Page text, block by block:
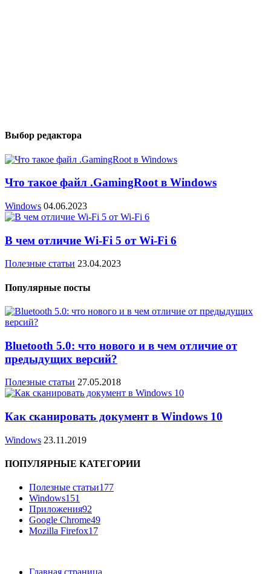
Выбор редактора
Что такое файл .GamingRoot в Windows
Windows 04.06.2023
В чем отличие Wi-Fi 5 от Wi-Fi 6
Полезные статьи 23.04.2023
Популярные посты
Bluetooth 5.0: что нового и в чем отличие от
предыдущих версий?
Полезные статьи 27.05.2018
Как сканировать документ в Windows 10
Windows 23.11.2019
ПОПУЛЯРНЫЕ КАТЕГОРИИ
Полезные статьи177
Windows151
Приложения92
Google Chrome49
Mozilla Firefox17